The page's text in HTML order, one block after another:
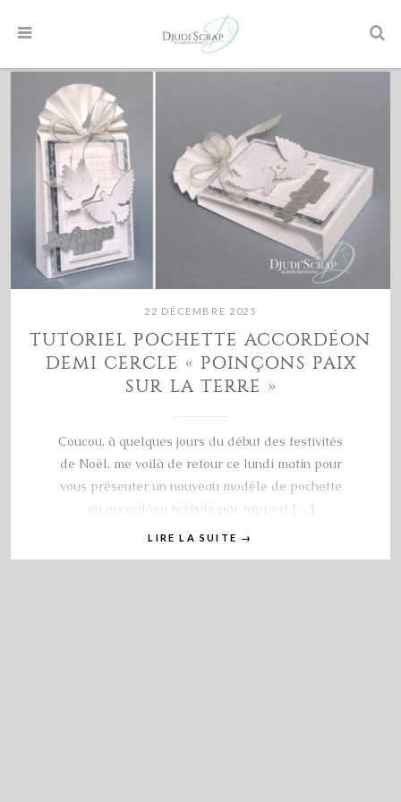
22 DÉCEMBRE 2025
TUTORIEL POCHETTE ACCORDÉON
DEMI CERCLE « POINÇONS PAIX
SUR LA TERRE »
Coucou, à quelques jours du début des festivités
de Noël, me voilà de retour ce lundi matin pour
vous présenter un nouveau modèle de pochette
en accordéon revisité par rapport […]
LIRE LA SUITE →